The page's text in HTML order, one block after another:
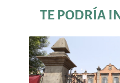
TE PODRÍA